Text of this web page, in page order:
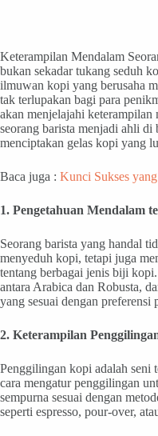
Keterampilan Mendalam
bukan sekadar tukang seduh
ilmuwan kopi yang berusaha
tak terlupakan bagi para
akan menjelajahi keterampilan
seorang barista menjadi ahli di
menciptakan gelas kopi yang
Baca juga : Kunci Sukses
1. Pengetahuan Mendalam
Seorang barista yang handal
menyeduh kopi, tetapi juga
tentang berbagai jenis biji
antara Arabica dan Robusta,
yang sesuai dengan preferensi
2. Keterampilan
Penggilingan kopi adalah seni
cara mengatur penggilingan
sempurna sesuai dengan
seperti espresso, pour-over,